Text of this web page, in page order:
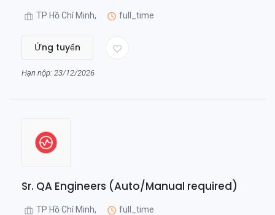
TP Hồ Chí Minh, full_time
Ứng tuyển
Hạn nộp: 23/12/2026
Sr. QA Engineers (Auto/Manual required)
TP Hồ Chí Minh, full_time